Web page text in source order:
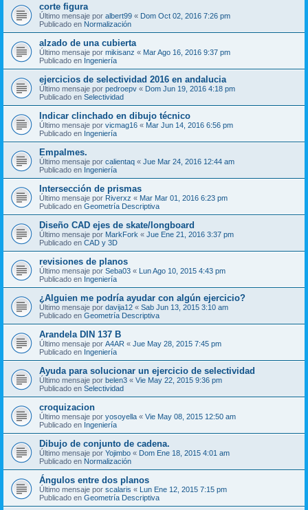
corte figura
Último mensaje por albert99 « Dom Oct 02, 2016 7:26 pm
Publicado en Normalización
alzado de una cubierta
Último mensaje por mikisanz « Mar Ago 16, 2016 9:37 pm
Publicado en Ingeniería
ejercicios de selectividad 2016 en andalucia
Último mensaje por pedroepv « Dom Jun 19, 2016 4:18 pm
Publicado en Selectividad
Indicar clinchado en dibujo técnico
Último mensaje por vicmag16 « Mar Jun 14, 2016 6:56 pm
Publicado en Ingeniería
Empalmes.
Último mensaje por calientaq « Jue Mar 24, 2016 12:44 am
Publicado en Ingeniería
Intersección de prismas
Último mensaje por Riverxz « Mar Mar 01, 2016 6:23 pm
Publicado en Geometría Descriptiva
Diseño CAD ejes de skate/longboard
Último mensaje por MarkFork « Jue Ene 21, 2016 3:37 pm
Publicado en CAD y 3D
revisiones de planos
Último mensaje por Seba03 « Lun Ago 10, 2015 4:43 pm
Publicado en Ingeniería
¿Alguien me podría ayudar con algún ejercicio?
Último mensaje por davija12 « Sab Jun 13, 2015 3:10 am
Publicado en Geometría Descriptiva
Arandela DIN 137 B
Último mensaje por A4AR « Jue May 28, 2015 7:45 pm
Publicado en Ingeniería
Ayuda para solucionar un ejercicio de selectividad
Último mensaje por belen3 « Vie May 22, 2015 9:36 pm
Publicado en Selectividad
croquizacion
Último mensaje por yosoyella « Vie May 08, 2015 12:50 am
Publicado en Ingeniería
Dibujo de conjunto de cadena.
Último mensaje por Yojimbo « Dom Ene 18, 2015 4:01 am
Publicado en Normalización
Ángulos entre dos planos
Último mensaje por scalaris « Lun Ene 12, 2015 7:15 pm
Publicado en Geometría Descriptiva